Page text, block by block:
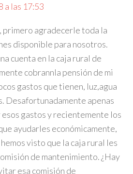
a las 17:53
primero agradecerle toda la
disponible para nosotros.
cuenta en la caja rural de
cobrannla pensión de mi
gastos que tienen, luz,agua
Desafortunadamente apenas
gastos y recientemente los
ayudarles económicamente,
visto que la caja rural les
de mantenimiento. ¿Hay
esa comisión de